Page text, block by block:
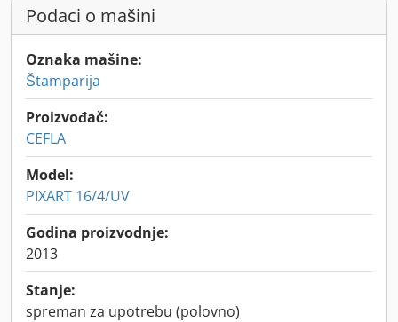
Podaci o mašini
Oznaka mašine:
Štamparija
Proizvođač:
CEFLA
Model:
PIXART 16/4/UV
Godina proizvodnje:
2013
Stanje:
spreman za upotrebu (polovno)